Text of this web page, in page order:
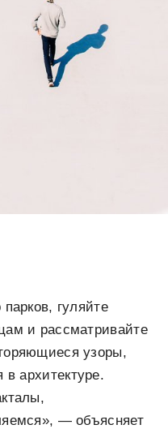
гуляйте
и рассматривайте
узоры,
в архитектуре.
— объясняет